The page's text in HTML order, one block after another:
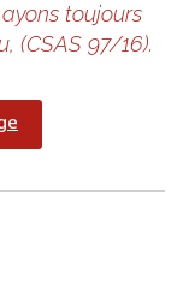
toujours
(CSAS 97/16).